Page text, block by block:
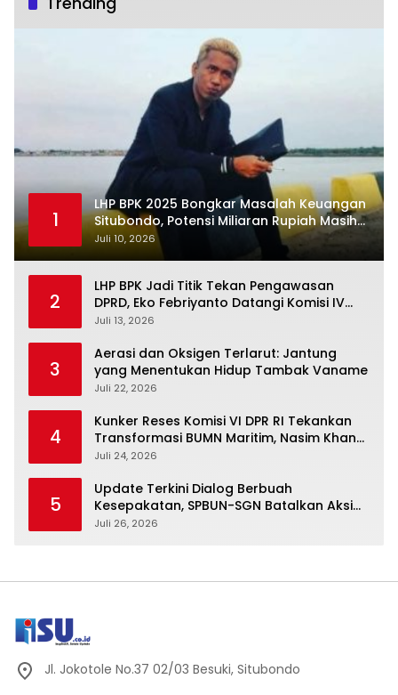
1
LHP BPK 2025 Bongkar Masalah Keuangan
Situbondo, Potensi Miliaran Rupiah Masih
Belum Terkelola
Juli 10, 2026
2
LHP BPK Jadi Titik Tekan Pengawasan
DPRD, Eko Febriyanto Datangi Komisi IV
dan Ajak Dewan Kembali Berpijak pada
Juli 13, 2026
3
Aerasi dan Oksigen Terlarut: Jantung
yang Menentukan Hidup Tambak Vaname
Juli 22, 2026
4
Kunker Reses Komisi VI DPR RI Tekankan
Transformasi BUMN Maritim, Nasim Khan
Kawal Penguatan Sektor Laut
Juli 24, 2026
5
Update Terkini Dialog Berbuah
Kesepakatan, SPBUN-SGN Batalkan Aksi
Nasional Setelah Holding Penuhi Sejumlah
Juli 26, 2026
Jl. Jokotole No.37 02/03 Besuki, Situbondo